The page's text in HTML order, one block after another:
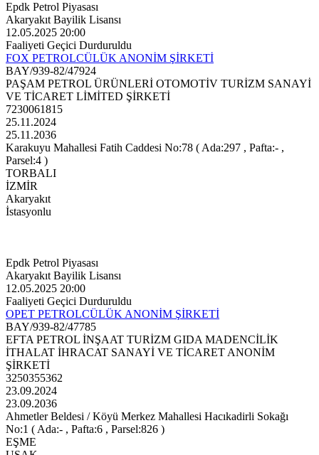
Epdk Petrol Piyasası
Akaryakıt Bayilik Lisansı
12.05.2025 20:00
Faaliyeti Geçici Durduruldu
FOX PETROLCÜLÜK ANONİM ŞİRKETİ
BAY/939-82/47924
PAŞAM PETROL ÜRÜNLERİ OTOMOTİV TURİZM SANAYİ
VE TİCARET LİMİTED ŞİRKETİ
7230061815
25.11.2024
25.11.2036
Karakuyu Mahallesi Fatih Caddesi No:78 ( Ada:297 , Pafta:- ,
Parsel:4 )
TORBALI
İZMİR
Akaryakıt
İstasyonlu
Epdk Petrol Piyasası
Akaryakıt Bayilik Lisansı
12.05.2025 20:00
Faaliyeti Geçici Durduruldu
OPET PETROLCÜLÜK ANONİM ŞİRKETİ
BAY/939-82/47785
EFTA PETROL İNŞAAT TURİZM GIDA MADENCİLİK
İTHALAT İHRACAT SANAYİ VE TİCARET ANONİM
ŞİRKETİ
3250355362
23.09.2024
23.09.2036
Ahmetler Beldesi / Köyü Merkez Mahallesi Hacıkadirli Sokağı
No:1 ( Ada:- , Pafta:6 , Parsel:826 )
EŞME